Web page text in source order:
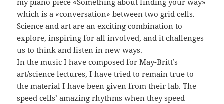
my piano piece «Something about finding your way»
which is a «conversation» between two grid cells.
Science and art are an exciting combination to
explore, inspiring for all involved, and it challenges
us to think and listen in new ways.
In the music I have composed for May-Britt’s
art/science lectures, I have tried to remain true to
the material I have been given from their lab. The
speed cells’ amazing rhythms when they speed